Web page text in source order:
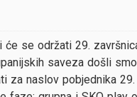
se održati 29.
saveza došli
naslov pobjednika